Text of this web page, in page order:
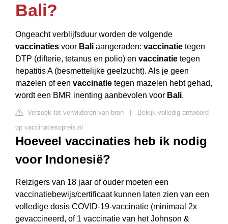
Bali?
Ongeacht verblijfsduur worden de volgende
vaccinaties voor Bali aangeraden: vaccinatie tegen
DTP (difterie, tetanus en polio) en vaccinatie tegen
hepatitis A (besmettelijke geelzucht). Als je geen
mazelen of een vaccinatie tegen mazelen hebt gehad,
wordt een BMR inenting aanbevolen voor Bali.
Verzoek tot verwijderen van bron
Bekijk volledig antwoord
op vaccinatiesopreis.nl
Hoeveel vaccinaties heb ik nodig
voor Indonesië?
Reizigers van 18 jaar of ouder moeten een
vaccinatiebewijs/certificaat kunnen laten zien van een
volledige dosis COVID-19-vaccinatie (minimaal 2x
gevaccineerd, of 1 vaccinatie van het Johnson &